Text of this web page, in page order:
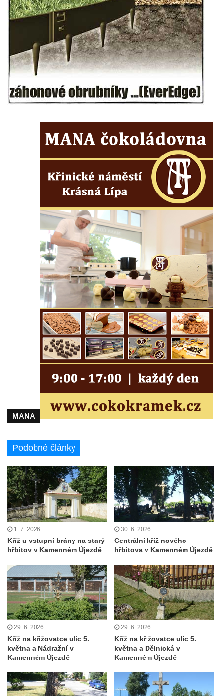
Kříž na Strážném vrchu v Rumburku
Kříž poblíž Ovčího mostu u Tisové
Kříž u kaple svatých Cyrila a Metoděje v
Kunraticích u Šluknova
Kříž na zahradě u domu ev. č. 11 v
Kříž naproti domu čp. 34 v Kunraticích u
Knížecím
Boží muka Anděl strážce v Kostelní ulici v
Rychnově u Jablonce nad Nisou
Centrální kříž bývalého hřbitova u kostela
svatého Václava v Rychnově u Jablonce
nad Nisou
Misijní kříž na kostele svatého Václava v
Rychnově u Jablonce nad Nisou
Kříž u domu čp. 23 v Pulečném
Kříž u rozcestí u domu čp. 53 v Maršovicích
Centrální kříž hřbitova v Krásné u Pěnčína
Boží muka v zámeckém parku Dolního
zámku v Teplicích nad Metují
Kříž na náměstí Aloise Jiráska v Teplicích
nad Metují
Kříž před kostelem Panny Marie Pomocné v
Teplicích nad Metují
Kříž na hřbitově v Teplicích nad Metují
Boží muka nad pramenem U svatého
Kříž u kostela Nanebevzetí Panny Marie v
Polici nad Metují
Pánův kříž v Broumovských stěnách
Machovský kříž v Broumovských stěnách
Kříž u domu čp. 113 na Vlčí Hoře
Kříž pod domem čp. 177 na Vlčí Hoře
Centrální kříž hřbitova Vlčí Hora
Kříž u domu čp. 79 v ulici Salmovská ve
Velkém Šenově
Kříž naproti domu čp. 23 v ulici Salmovská
ve Velkém Šenově
Kříž u kostela svatého Jana Křtitele v
Teplicích
Údajný kříž u silnice č. 15 západně od
Kříž u silnice č. 15 západně od Želkovic
MANA
Podobné články
1. 7. 2026
Kříž u vstupní brány na starý
hřbitov v Kamenném Újezdě
30. 6. 2026
Centrální kříž nového
hřbitova v Kamenném Újezdě
29. 6. 2026
Kříž na křižovatce ulic 5.
května a Nádražní v
Kamenném Újezdě
29. 6. 2026
Kříž na křižovatce ulic 5.
května a Dělnická v
Kamenném Újezdě